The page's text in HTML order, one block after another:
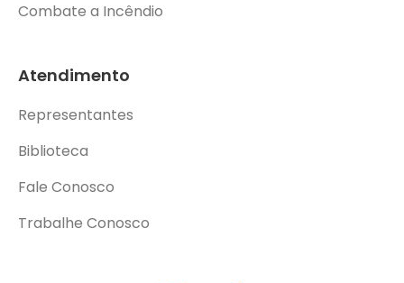
Combate a Incêndio
Atendimento
Representantes
Biblioteca
Fale Conosco
Trabalhe Conosco